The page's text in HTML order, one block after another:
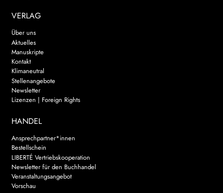
VERLAG
Über uns
Aktuelles
Manuskripte
Kontakt
Klimaneutral
Stellenangebote
Newsletter
Lizenzen | Foreign Rights
HANDEL
Ansprechpartner*innen
Bestellschein
LIBERTÉ Vertriebskooperation
Newsletter für den Buchhandel
Veranstaltungsangebot
Vorschau